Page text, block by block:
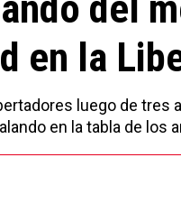
Análisis tácticos
Juanfer Quintero
Chacho Coudet
en la
luego de tres
en la tabla de los